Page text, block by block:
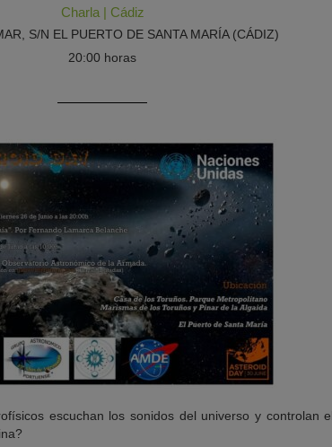
Charla| Cádiz
S/N EL PUERTO DE SANTA MARÍA (CÁDIZ)
20:00 horas
escuchan los sonidos del universo y controlan